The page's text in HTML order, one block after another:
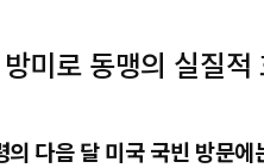
미로 동맹의 실질적
의 다음 달 미국 국빈 방문